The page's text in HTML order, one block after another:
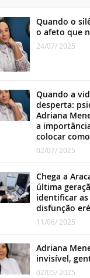
Quando o
o afeto que
24/07/ 2025
Quando a
desperta:
Adriana
a
colocar
02/07/ 2025
Chega a
última
identificar as
disfunção
11/06/ 2025
Adriana
invisível,
02/05/ 2025